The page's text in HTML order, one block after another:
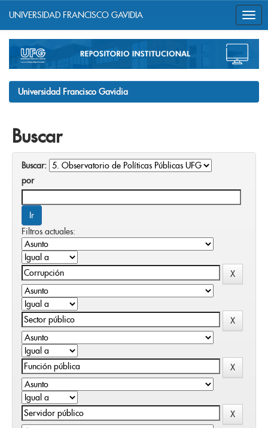
navigation
UNIVERSIDAD FRANCISCO GAVIDIA
Universidad Francisco Gavidia
Buscar
Buscar:
por
Filtros actuales: